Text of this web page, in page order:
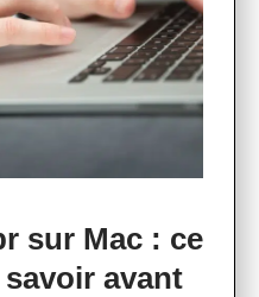
sur Mac : ce
avant